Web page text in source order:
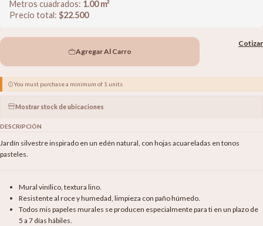
Metros cuadrados: 1.00m²
Precio total: $22.500
Agregar Al Carro
Cotizar
You must purchase a minimum of 1 units
Mostrar stock de ubicaciones
DESCRIPCIÓN
Jardín silvestre inspirado en un edén natural, con hojas acuareladas en tonos
pasteles.
Mural vinílico, textura lino.
Resistente al roce y humedad, limpieza con paño húmedo.
Todos mis papeles murales se producen especialmente para ti en un plazo de
5 a 7 días hábiles.